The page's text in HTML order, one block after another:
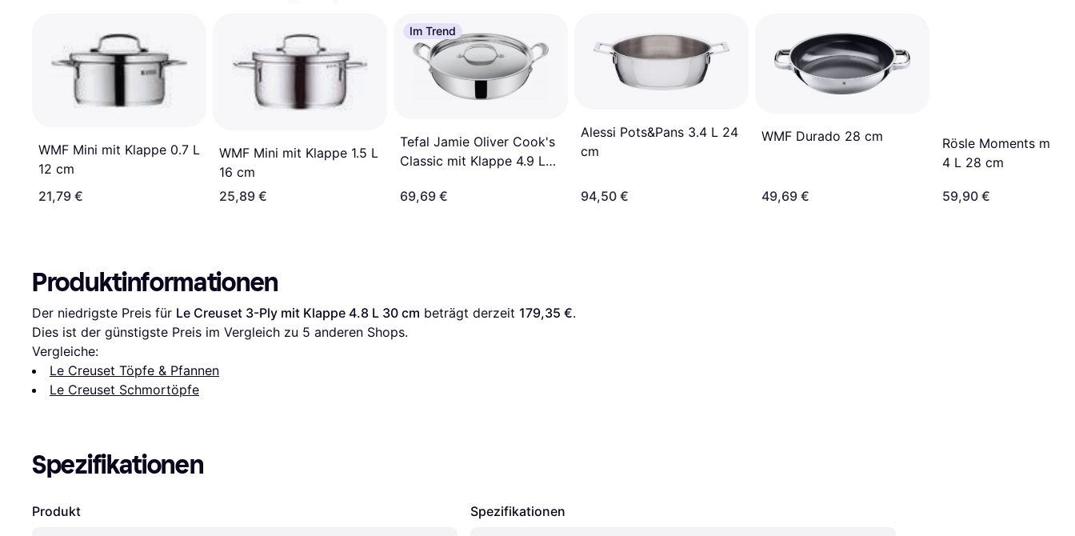
WMF Mini mit Klappe 0.7 L
12 cm
21,79 €
WMF Mini mit Klappe 1.5 L
16 cm
25,89 €
Im Trend
Tefal Jamie Oliver Cook's
Classic mit Klappe 4.9 L
69,69 €
Alessi Pots&Pans 3.4 L 24
cm
94,50 €
WMF Durado 28 cm
49,69 €
Rösle Moments mit
4 L 28 cm
59,90 €
Produktinformationen
Der niedrigste Preis für Le Creuset 3-Ply mit Klappe 4.8 L 30 cm beträgt derzeit 179,35 €.
Dies ist der günstigste Preis im Vergleich zu 5 anderen Shops.
Vergleiche:
Le Creuset Töpfe & Pfannen
Le Creuset Schmortöpfe
Spezifikationen
Produkt Spezifikationen